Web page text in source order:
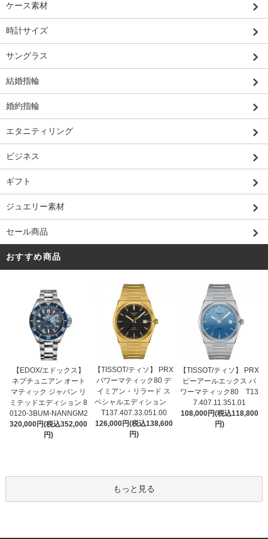
ケース素材
時計サイズ
サングラス
結婚指輪
婚約指輪
エタニティリング
ビジネス
ギフト
ジュエリー素材
セール商品
おすすめ商品
【EDOX/エドックス】
ネプチュニアン オート
マティック ジャパン リ
ミテッドエディション 8
0120-3BUM-NANNGM2
320,000円(税込352,000
円)
【TISSOT/ティソ】 PRX
パワーマティック80 デ
イミアン・リラード ス
ペシャルエディション
T137.407.33.051.00
126,000円(税込138,600
円)
【TISSOT/ティソ】 PRX
ピーアールエックス パ
ワーマティック80 T13
7.407.11.351.01
108,000円(税込118,800
円)
もっと見る